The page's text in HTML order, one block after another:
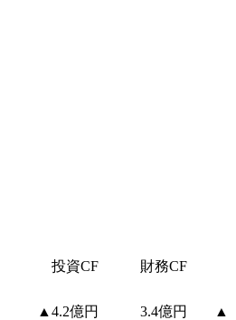
投資CF 財務CF
▲4.2億円 3.4億円